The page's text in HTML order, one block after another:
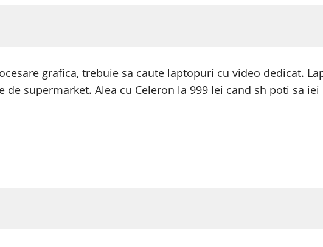
grafica, trebuie sa caute laptopuri cu video dedicat.
supermarket. Alea cu Celeron la 999 lei cand sh poti sa iei